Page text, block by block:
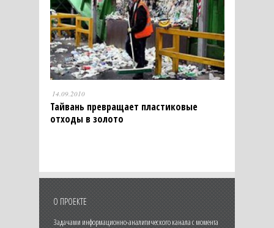
14.09.2010
Тайвань превращает пластиковые
отходы в золото
О ПРОЕКТЕ
Задачами информационно-аналитического канала с момента